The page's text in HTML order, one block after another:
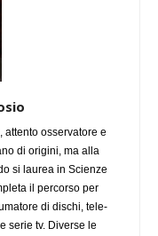
attento osservatore e
di origini, ma alla
si laurea in Scienze
il percorso per
di dischi, tele-
serie tv. Diverse le